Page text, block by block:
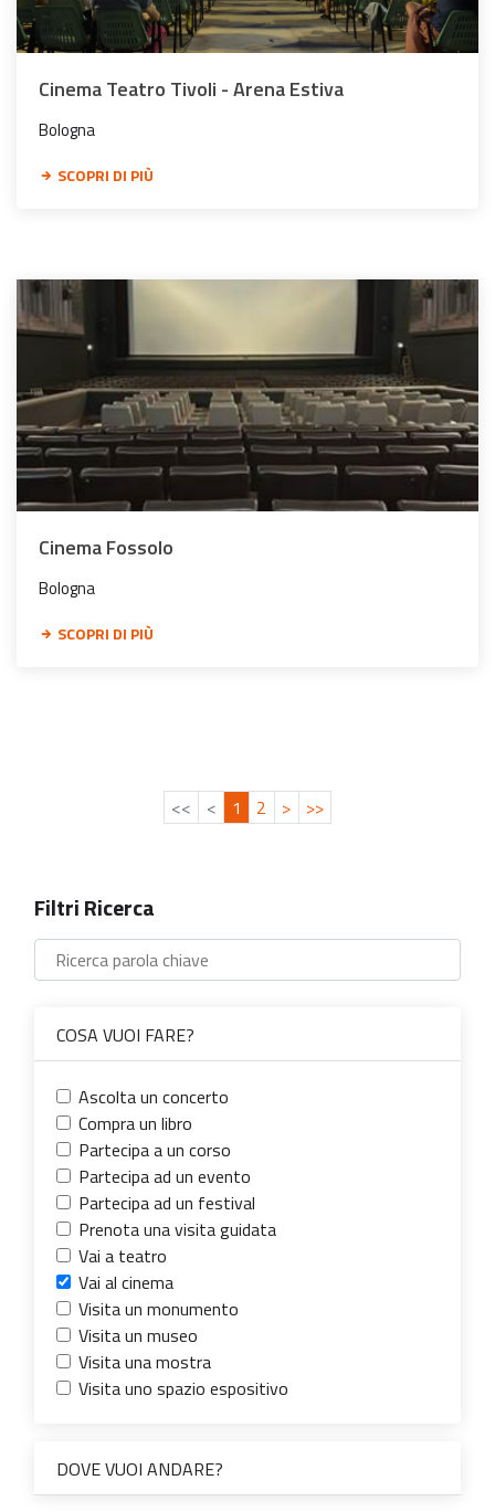
Cinema Teatro Tivoli - Arena Estiva
Bologna
SCOPRI DI PIÙ
Cinema Fossolo
Bologna
SCOPRI DI PIÙ
<< < 1 2 > >>
Filtri Ricerca
COSA VUOI FARE?
Ascolta un concerto
Compra un libro
Partecipa a un corso
Partecipa ad un evento
Partecipa ad un festival
Prenota una visita guidata
Vai a teatro
Vai al cinema
Visita un monumento
Visita un museo
Visita una mostra
Visita uno spazio espositivo
DOVE VUOI ANDARE?